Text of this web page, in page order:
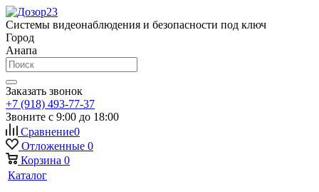
Системы видеонаблюдения и безопасности под ключ
Город
Анапа
Заказать звонок
+7 (918) 493-77-37
Звоните с 9:00 до 18:00
Сравнение0
Отложенные 0
Корзина 0
Каталог